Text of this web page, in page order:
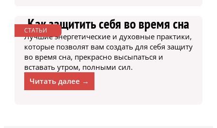
СТАТЬИ
Как защитить себя во время сна
Лучшие энергетические и духовные практики,
которые позволят вам создать для себя защиту
во время сна, прекрасно высыпаться и
вставать утром, полными сил.
Читать далее →